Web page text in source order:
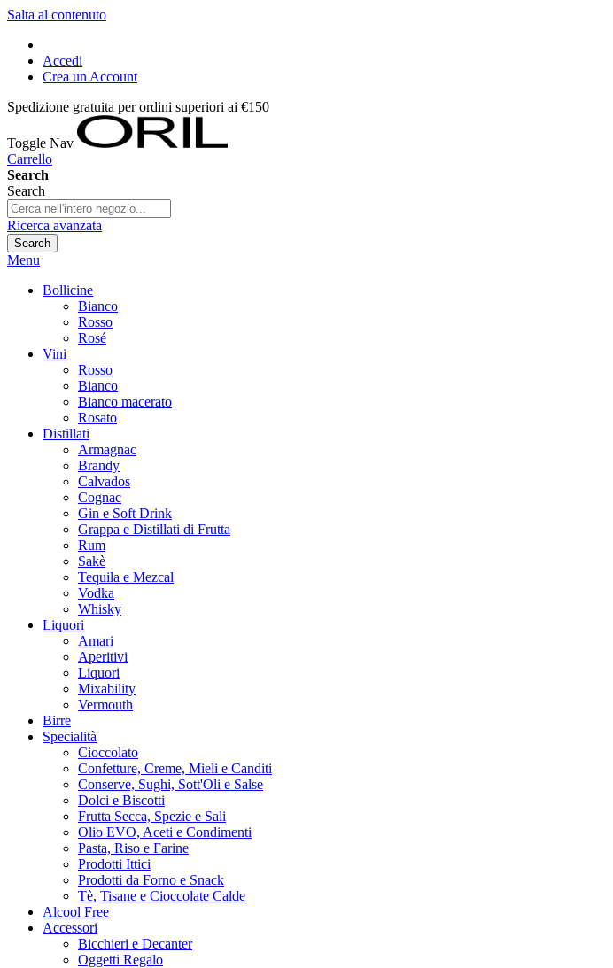
Salta al contenuto
Accedi
Crea un Account
Spedizione gratuita per ordini superiori ai €150
Toggle Nav
Carrello
Search
Search
Ricerca avanzata
Search
Menu
Bollicine
Bianco
Rosso
Rosé
Vini
Rosso
Bianco
Bianco macerato
Rosato
Distillati
Armagnac
Brandy
Calvados
Cognac
Gin e Soft Drink
Grappa e Distillati di Frutta
Rum
Sakè
Tequila e Mezcal
Vodka
Whisky
Liquori
Amari
Aperitivi
Liquori
Mixability
Vermouth
Birre
Specialità
Cioccolato
Confetture, Creme, Mieli e Canditi
Conserve, Sughi, Sott'Oli e Salse
Dolci e Biscotti
Frutta Secca, Spezie e Sali
Olio EVO, Aceti e Condimenti
Pasta, Riso e Farine
Prodotti Ittici
Prodotti da Forno e Snack
Tè, Tisane e Cioccolate Calde
Alcool Free
Accessori
Bicchieri e Decanter
Oggetti Regalo